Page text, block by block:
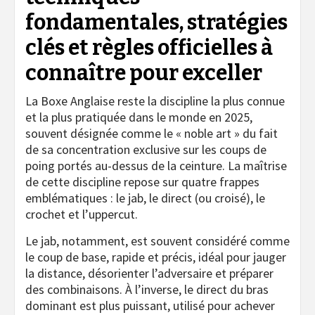
fondamentales, stratégies
clés et règles officielles à
connaître pour exceller
La Boxe Anglaise reste la discipline la plus connue
et la plus pratiquée dans le monde en 2025,
souvent désignée comme le « noble art » du fait
de sa concentration exclusive sur les coups de
poing portés au-dessus de la ceinture. La maîtrise
de cette discipline repose sur quatre frappes
emblématiques : le jab, le direct (ou croisé), le
crochet et l’uppercut.
Le jab, notamment, est souvent considéré comme
le coup de base, rapide et précis, idéal pour jauger
la distance, désorienter l’adversaire et préparer
des combinaisons. À l’inverse, le direct du bras
dominant est plus puissant, utilisé pour achever